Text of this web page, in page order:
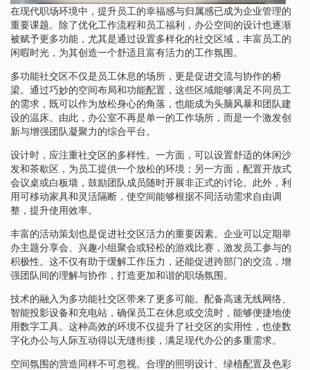
在现代职场环境中，提升员工的幸福感与归属感已成为企业管理的
重要课题。除了优化工作流程和员工福利，办公空间的设计也逐渐
被赋予更多功能，尤其是通过设置多样化的社交区域，丰富员工的
闲暇时光，为其创造一个舒适且富有活力的工作氛围。
多功能社交区不仅是员工休息的场所，更是促进交流与协作的桥
梁。通过巧妙的空间布局和功能配置，这些区域能够满足不同员工
的需求，既可以作为放松身心的角落，也能成为头脑风暴和团队建
设的温床。由此，办公室不再是单一的工作场所，而是一个激发创
新与增强团队凝聚力的综合平台。
设计时，应注重社交区的多样性。一方面，可以设置舒适的休闲沙
发和茶歇区，为员工提供一个放松的环境；另一方面，配置开放式
会议桌或白板墙，鼓励团队成员随时开展非正式的讨论。此外，利
用可移动家具和灵活隔断，使空间能够根据不同活动需求自由调
整，提升使用效率。
丰富的活动策划也是促进社交区活力的重要因素。企业可以定期举
办主题分享会、兴趣小组聚会或轻松的游戏比赛，激发员工参与的
积极性。这不仅有助于缓解工作压力，还能促进跨部门的交流，增
强团队间的理解与协作，打造更加和谐的职场氛围。
技术的融入为多功能社交区带来了更多可能。配备高速无线网络、
智能投影设备和充电站，确保员工在休息或交流时，能够便捷地使
用数字工具。这种高效的环境不仅提升了社交区的实用性，也使数
字化办公与人际互动得以无缝衔接，满足现代办公的多重需求。
空间氛围的营造同样不可忽视。合理的照明设计、绿植配置及色彩